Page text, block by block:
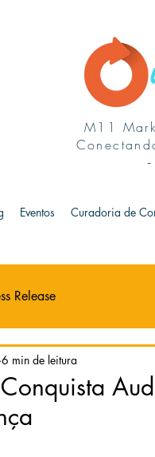
M11
Eventos Curadoria de
Release
6 min de leitura